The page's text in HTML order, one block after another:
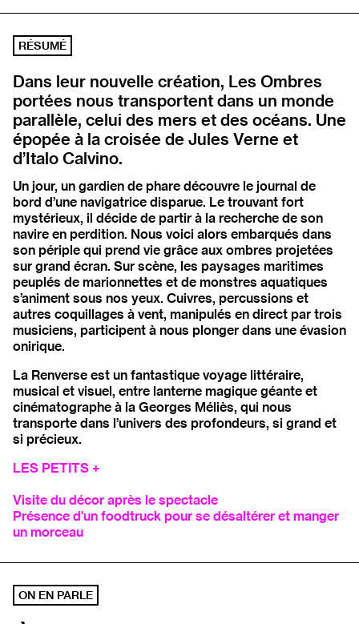
RÉSUMÉ
Dans leur nouvelle création, Les Ombres
portées nous transportent dans un monde
parallèle, celui des mers et des océans. Une
épopée à la croisée de Jules Verne et
d’Italo Calvino.
Un jour, un gardien de phare découvre le journal de
bord d’une navigatrice disparue. Le trouvant fort
mystérieux, il décide de partir à la recherche de son
navire en perdition. Nous voici alors embarqués dans
son périple qui prend vie grâce aux ombres projetées
sur grand écran. Sur scène, les paysages maritimes
peuplés de marionnettes et de monstres aquatiques
s’animent sous nos yeux. Cuivres, percussions et
autres coquillages à vent, manipulés en direct par trois
musiciens, participent à nous plonger dans une évasion
onirique.
La Renverse est un fantastique voyage littéraire,
musical et visuel, entre lanterne magique géante et
cinématographe à la Georges Méliès, qui nous
transporte dans l’univers des profondeurs, si grand et
si précieux.
LES PETITS +
Visite du décor après le spectacle
Présence d'un foodtruck pour se désaltérer et manger
un morceau
ON EN PARLE